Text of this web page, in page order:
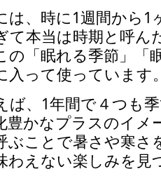
は、時に1週間から
て本当は時期と呼ん
の「眠れる季節」「
入って使っています
ば、1年間で４つも
豊かなプラスのイメ
ぶことで暑さや寒
わえない楽しみを見